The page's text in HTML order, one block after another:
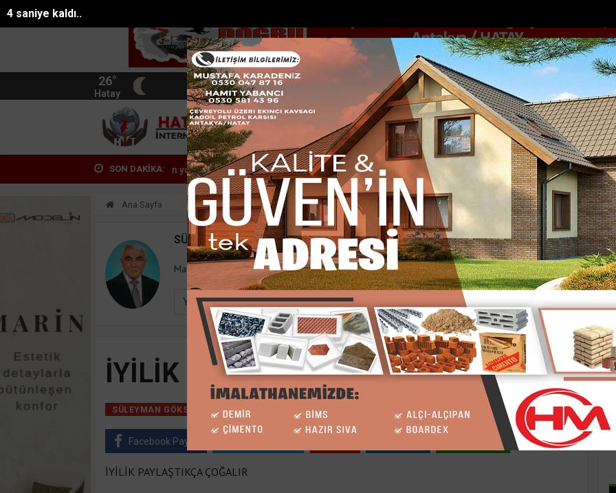
4 saniye kaldı..
26°
Hatay
BIST 13.744 46.2686 EURO
HATAY GÜNDEM MAGAZİN KADIN-YAŞAM SPOR SAĞLIK
SON DAKİKA:
Duygu Öksüz Canova son yolculuğuna u... Hatay'da Tır Kazası: Sürücü Yaralandı Kahramanmaraşta kayıp çocuk sulama
Yazarlar Web TV
Ana Sayfa Yazarlar Süleyman GÖKSU
SÜLEYMAN GÖKSU
Mail:suleymangoksu@gmail.com
İYİLİK PAYLAŞTIKÇA ÇOĞALIR
SÜLEYMAN GÖKSU 09 Mart, 2019, Cumartesi 15:22
Facebook Paylaş WhatsApp
İYİLİK PAYLAŞTIKÇA ÇOĞALIR